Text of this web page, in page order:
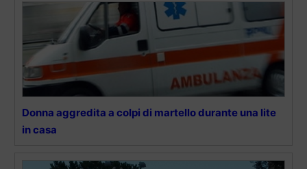
Donna aggredita a colpi di martello durante una lite
in casa